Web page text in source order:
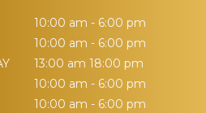
10:00 am - 6:00 pm
10:00 am - 6:00 pm
13:00 am 18:00 pm
10:00 am - 6:00 pm
10:00 am - 6:00 pm